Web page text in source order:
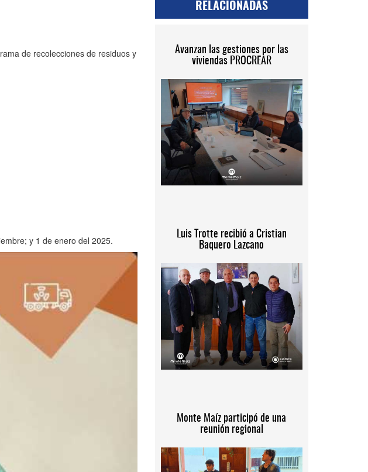
de recolecciones de residuos y
y 1 de enero del 2025.
RELACIONADAS
Avanzan las gestiones por las
viviendas PROCREAR
Luis Trotte recibió a Cristian
Baquero Lazcano
Monte Maíz participó de una
reunión regional